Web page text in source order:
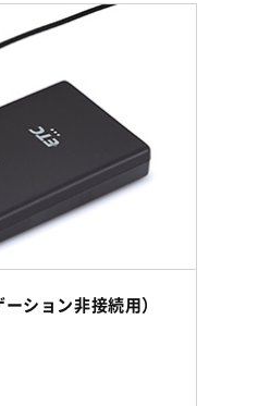
ション非接続用）